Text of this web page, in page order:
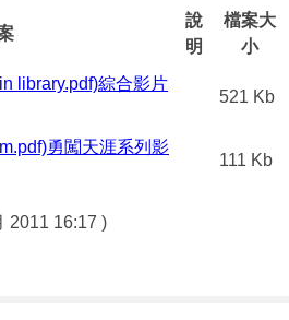
說
明
檔案大
小
綜合影片
521 Kb
勇闖天涯系列影
111 Kb
2011 16:17 )